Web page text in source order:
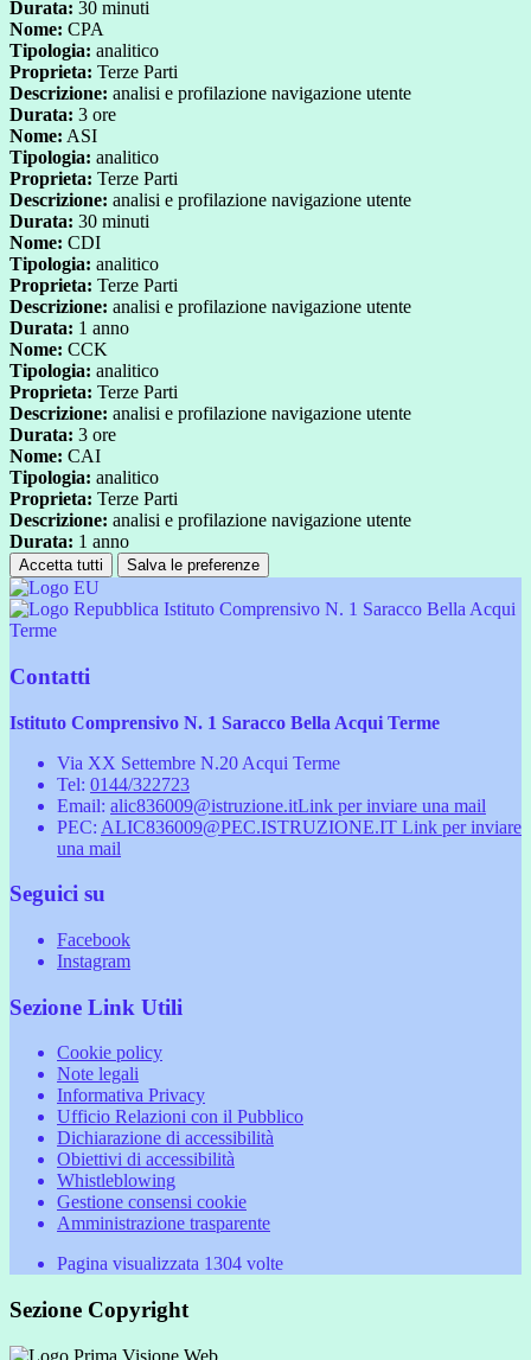
Durata: 30 minuti
Nome: CPA
Tipologia: analitico
Proprieta: Terze Parti
Descrizione: analisi e profilazione navigazione utente
Durata: 3 ore
Nome: ASI
Tipologia: analitico
Proprieta: Terze Parti
Descrizione: analisi e profilazione navigazione utente
Durata: 30 minuti
Nome: CDI
Tipologia: analitico
Proprieta: Terze Parti
Descrizione: analisi e profilazione navigazione utente
Durata: 1 anno
Nome: CCK
Tipologia: analitico
Proprieta: Terze Parti
Descrizione: analisi e profilazione navigazione utente
Durata: 3 ore
Nome: CAI
Tipologia: analitico
Proprieta: Terze Parti
Descrizione: analisi e profilazione navigazione utente
Durata: 1 anno
Accetta tutti Salva le preferenze
Istituto Comprensivo N. 1 Saracco Bella Acqui
Terme
Contatti
Istituto Comprensivo N. 1 Saracco Bella Acqui Terme
Via XX Settembre N.20 Acqui Terme
Tel: 0144/322723
Email: alic836009@istruzione.itLink per inviare una mail
PEC: ALIC836009@PEC.ISTRUZIONE.IT Link per inviare
una mail
Seguici su
Facebook
Instagram
Sezione Link Utili
Cookie policy
Note legali
Informativa Privacy
Ufficio Relazioni con il Pubblico
Dichiarazione di accessibilità
Obiettivi di accessibilità
Whistleblowing
Gestione consensi cookie
Amministrazione trasparente
Pagina visualizzata 1304 volte
Sezione Copyright